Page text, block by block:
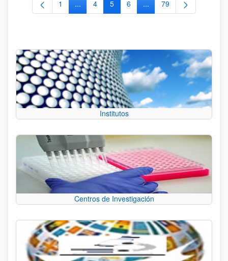
Página
1 ...Páginas intermedias Use TAB para
Página
4 Página
5 Página
6 ...Páginas intermedias
Página
79
Institutos
Centros de Investigación